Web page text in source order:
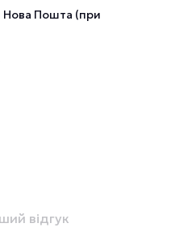
Нова Пошта (при
відгук